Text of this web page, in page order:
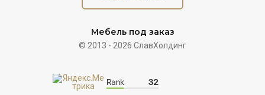
Мебель под заказ
© 2013 - 2026 СлавХолдинг